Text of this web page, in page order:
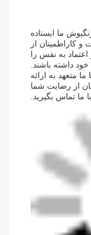
ما ايستاده
کاراطمینان از
به نفس را
داشته باشند.
متعهد به ارائه
از رضایت شما
ما تماس بگیرید.